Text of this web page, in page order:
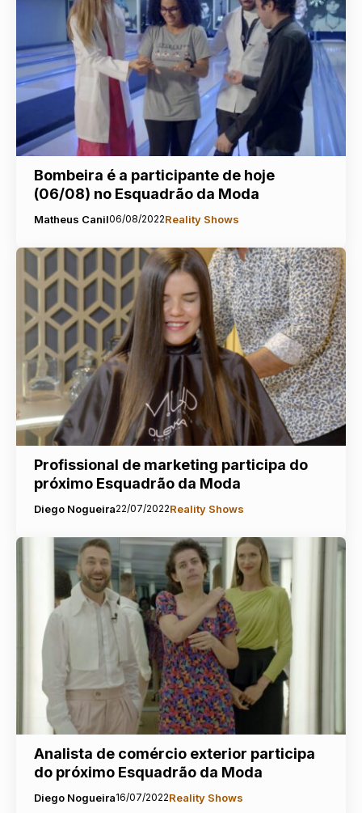
Bombeira é a participante de hoje
(06/08) no Esquadrão da Moda
Matheus Canil06/08/2022Reality Shows
Profissional de marketing participa do
próximo Esquadrão da Moda
Diego Nogueira22/07/2022Reality Shows
Analista de comércio exterior participa
do próximo Esquadrão da Moda
Diego Nogueira16/07/2022Reality Shows